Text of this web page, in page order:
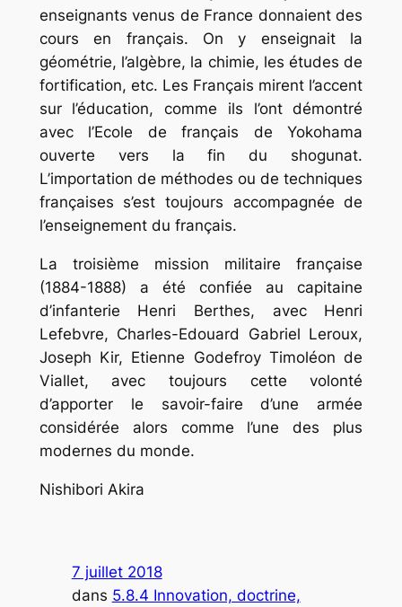
enseignants venus de France donnaient des
cours en français. On y enseignait la
géométrie, l’algèbre, la chimie, les études de
fortification, etc. Les Français mirent l’accent
sur l’éducation, comme ils l’ont démontré
avec l’Ecole de français de Yokohama
ouverte vers la fin du shogunat.
L’importation de méthodes ou de techniques
françaises s’est toujours accompagnée de
l’enseignement du français.
La troisième mission militaire française
(1884-1888) a été confiée au capitaine
d’infanterie Henri Berthes, avec Henri
Lefebvre, Charles-Edouard Gabriel Leroux,
Joseph Kir, Etienne Godefroy Timoléon de
Viallet, avec toujours cette volonté
d’apporter le savoir-faire d’une armée
considérée alors comme l’une des plus
modernes du monde.
Nishibori Akira
7 juillet 2018
dans 5.8.4 Innovation, doctrine,